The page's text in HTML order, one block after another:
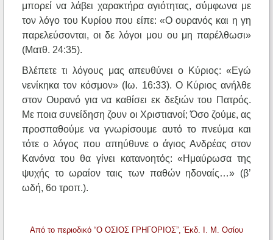
μπορεί να λάβει χαρακτήρα αγιότητας, σύμφωνα με
τον λόγο του Κυρίου που είπε: «Ο ουρανός και η γη
παρελεύσονται, οι δε λόγοι μου ου μη παρέλθωσι»
(Ματθ. 24:35).
Βλέπετε τι λόγους μας απευθύνει ο Κύριος: «Εγώ
νενίκηκα τον κόσμον» (Ιω. 16:33). Ο Κύριος ανήλθε
στον Ουρανό για να καθίσει εκ δεξιών του Πατρός.
Με ποια συνείδηση ζουν οι Χριστιανοί; Όσο ζούμε, ας
προσπαθούμε να γνωρίσουμε αυτό το πνεύμα και
τότε ο λόγος που απηύθυνε ο άγιος Ανδρέας στον
Κανόνα του θα γίνει κατανοητός: «Ημαύρωσα της
ψυχής το ωραίον ταις των παθών ηδοναίς…» (β’
ωδή, 6ο τροπ.).
Από το περιοδικό “Ο ΟΣΙΟΣ ΓΡΗΓΟΡΙΟΣ”, Έκδ. Ι. Μ. Οσίου